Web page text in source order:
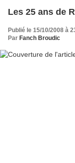
Les 25 ans de
Publié le 15/10/2008 à
Par Fanch Broudic